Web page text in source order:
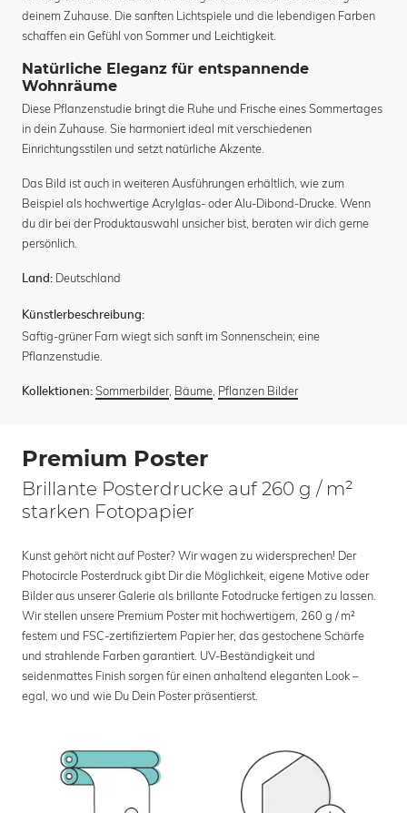
deinem Zuhause. Die sanften Lichtspiele und die lebendigen Farben
schaffen ein Gefühl von Sommer und Leichtigkeit.
Natürliche Eleganz für entspannende
Wohnräume
Diese Pflanzenstudie bringt die Ruhe und Frische eines Sommertages
in dein Zuhause. Sie harmoniert ideal mit verschiedenen
Einrichtungsstilen und setzt natürliche Akzente.
Das Bild ist auch in weiteren Ausführungen erhältlich, wie zum
Beispiel als hochwertige Acrylglas- oder Alu-Dibond-Drucke. Wenn
du dir bei der Produktauswahl unsicher bist, beraten wir dich gerne
persönlich.
Land: Deutschland
Künstlerbeschreibung:
Saftig-grüner Farn wiegt sich sanft im Sonnenschein; eine
Pflanzenstudie.
Kollektionen: Sommerbilder, Bäume Pflanzen Bilder
Premium Poster
Brillante Posterdrucke auf 260 g / m²
starken Fotopapier
Kunst gehört nicht auf Poster? Wir wagen zu widersprechen! Der
Photocircle Posterdruck gibt Dir die Möglichkeit, eigene Motive oder
Bilder aus unserer Galerie als brillante Fotodrucke fertigen zu lassen.
Wir stellen unsere Premium Poster mit hochwertigem, 260 g / m²
festem und FSC-zertifiziertem Papier her, das gestochene Schärfe
und strahlende Farben garantiert. UV-Beständigkeit und
seidenmattes Finish sorgen für einen anhaltend eleganten Look –
egal, wo und wie Du Dein Poster präsentierst.